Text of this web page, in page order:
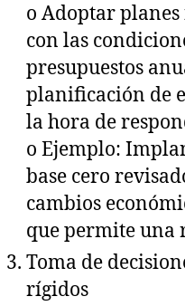
o Adoptar
con las
presupuestos
planificación de
la hora de
o Ejemplo:
base cero
cambios
que permite una
Toma de
rígidos